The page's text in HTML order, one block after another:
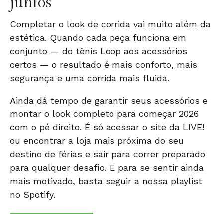
Completar o look de corrida vai muito além da
estética. Quando cada peça funciona em
conjunto — do tênis Loop aos acessórios
certos — o resultado é mais conforto, mais
segurança e uma corrida mais fluida.
Ainda dá tempo de garantir seus acessórios e
montar o look completo para começar 2026
com o pé direito. É só acessar o site da LIVE!
ou encontrar a loja mais próxima do seu
destino de férias e sair para correr preparado
para qualquer desafio. E para se sentir ainda
mais motivado, basta seguir a nossa playlist
no Spotify.